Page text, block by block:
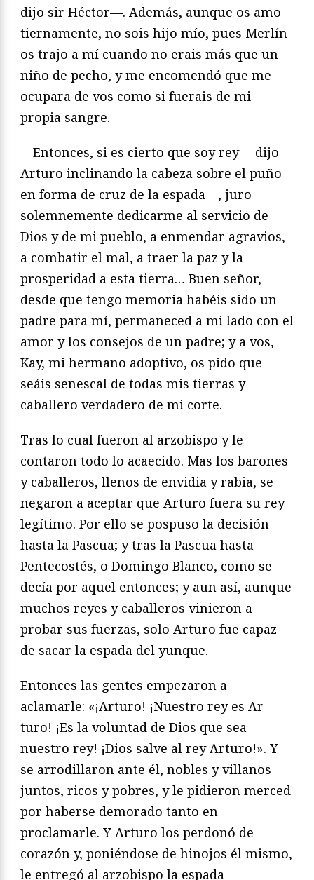
dijo sir Héctor—. Además, aunque os amo
tiernamente, no sois hijo mío, pues Merlín
os trajo a mí cuando no erais más que un
niño de pecho, y me encomendó que me
ocupara de vos como si fuerais de mi
propia sangre.
—Entonces, si es cierto que soy rey —dijo
Arturo inclinando la cabeza sobre el puño
en forma de cruz de la espada—, juro
solemnemente dedicarme al ser­vicio de
Dios y de mi pueblo, a enmendar agravios,
a combatir el mal, a traer la paz y la
prosperidad a esta tierra… Buen señor,
desde que tengo memoria habéis sido un
padre para mí, permaneced a mi lado con el
amor y los consejos de un padre; y a vos,
Kay, mi hermano adoptivo, os pido que
seáis senescal de todas mis tierras y
caballero verdadero de mi corte.
Tras lo cual fueron al arzobispo y le
contaron todo lo acaecido. Mas los baro­nes
y caballeros, llenos de envidia y rabia, se
negaron a aceptar que Arturo fuera su rey
legítimo. Por ello se pospuso la decisión
hasta la Pascua; y tras la Pascua hasta
Pentecostés, o Domingo Blanco, como se
decía por aquel entonces; y aun así, aunque
muchos reyes y caballeros vinieron a
probar sus fuerzas, solo Artu­ro fue capaz
de sacar la espada del yunque.
Entonces las gentes empezaron a
aclamarle: «¡Arturo! ¡Nuestro rey es Ar­
turo! ¡Es la voluntad de Dios que sea
nuestro rey! ¡Dios salve al rey Arturo!». Y
se arrodillaron ante él, nobles y villanos
juntos, ricos y pobres, y le pidieron merced
por haberse demorado tanto en
proclamarle. Y Arturo los perdonó de
corazón y, poniéndose de hinojos él mismo,
le entregó al arzobispo la espada